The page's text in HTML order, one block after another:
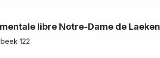
libre Notre-Dame de Laeken
122